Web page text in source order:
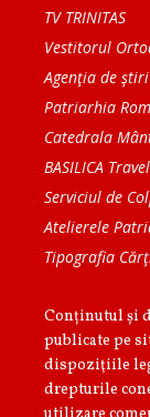
TV TRINITAS
Vestitorul
Agenţia de ştiri
Patriarhia
Catedrala
BASILICA Travel
Serviciul de
Atelierele
Tipografia
Conținutul și
publicate pe
dispoziţiile
drepturile